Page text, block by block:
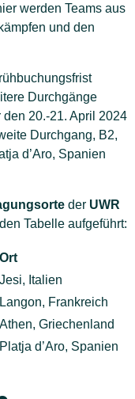
werden Teams aus
und den
Durchgänge
20.-21. April 2024
Durchgang, B2,
d’Aro, Spanien
der UWR
Tabelle aufgeführt:
Ort
Jesi, Italien
Langon, Frankreich
Athen, Griechenland
Platja d’Aro, Spanien